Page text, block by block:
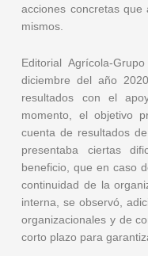
acciones concretas
mismos.
Editorial Agrícola-
diciembre del año
resultados con el
momento, el objetivo
cuenta de resultados
presentaba ciertas
beneficio, que en caso
continuidad de la
interna, se observó,
organizacionales y de
corto plazo para